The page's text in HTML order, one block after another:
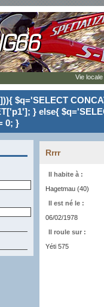
$q='SELECT
} else{
0; }
Rrrr
Il habite à :
Hagetmau (40)
Il est né le :
06/02/1978
Il roule sur :
Yéti 575
Vie